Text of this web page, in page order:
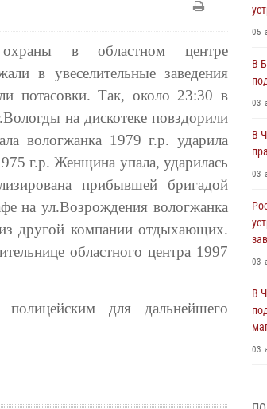
охраны в областном центре
в увеселительные заведения
потасовки. Так, около 23:30 в
на дискотеке повздорили
вологжанка 1979 г.р. ударила
г.р. Женщина упала, ударилась
прибывшей бригадой
на ул.Возрождения вологжанка
другой компании отдыхающих.
областного центра 1997
для дальнейшего
05
В
03
В
03
03
В
03